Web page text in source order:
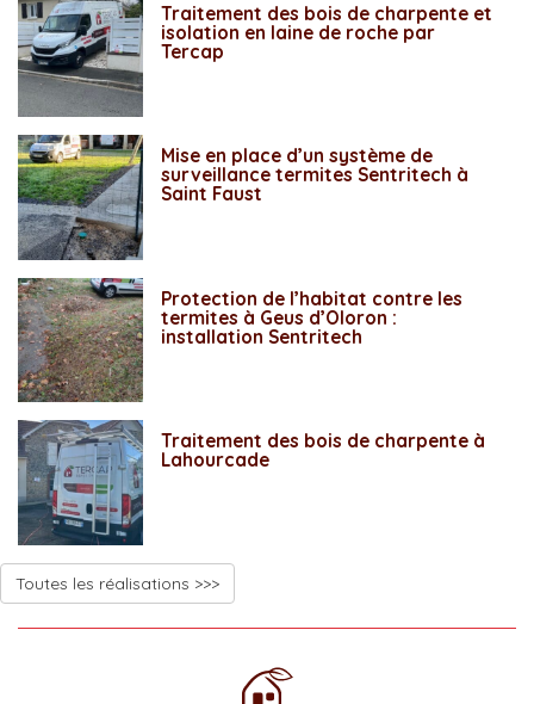
Traitement des bois de charpente et
isolation en laine de roche par
Tercap
Mise en place d’un système de
surveillance termites Sentritech à
Saint Faust
Protection de l’habitat contre les
termites à Geus d’Oloron :
installation Sentritech
Traitement des bois de charpente à
Lahourcade
Toutes les réalisations >>>